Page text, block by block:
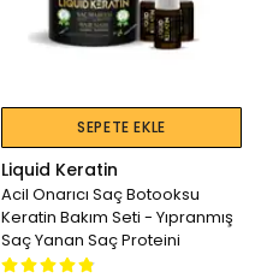
SEPETE EKLE
Liquid Keratin
Acil Onarıcı Saç Botooksu
Keratin Bakım Seti - Yıpranmış
Saç Yanan Saç Proteini